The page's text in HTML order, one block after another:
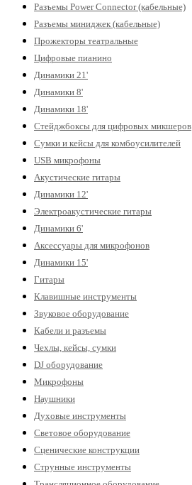
Разъемы Power Connector (кабельные)
Разъемы миниджек (кабельные)
Прожекторы театральные
Цифровые пианино
Динамики 21'
Динамики 8'
Динамики 18'
Стейджбоксы для цифровых микшеров
Сумки и кейсы для комбоусилителей
USB микрофоны
Акустические гитары
Динамики 12'
Электроакустические гитары
Динамики 6'
Аксессуары для микрофонов
Динамики 15'
Гитары
Клавишные инструменты
Звуковое оборудование
Кабели и разъемы
Чехлы, кейсы, сумки
DJ оборудование
Микрофоны
Наушники
Духовые инструменты
Световое оборудование
Сценические конструкции
Струнные инструменты